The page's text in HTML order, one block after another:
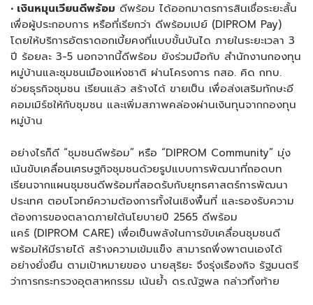
• เงินหมุนเวียนดีพร้อม ดีพร้อม ได้ออกมาตรการสินเชื่อระยะสั้น
เพื่อผู้ประกอบการ หรือที่เรียกว่า ดีพร้อมเปย์ (DIPROM Pay)
โดยให้บริการอัตราดอกเบี้ยคงที่แบบขั้นบันได ภายในระยะเวลา 3
ปี ร้อยละ 3-5 นอกจากนี้ดีพร้อม ยังร่วมมือกับ สำนักงานกองทุน
หมู่บ้านและชุมชนเมืองแห่งชาติ ผ่านโครงการ กสอ. คิด กทบ.
ช่วยธุรกิจชุมชน เรียนแล้ว สร้างได้ ขายเป็น เพื่อส่งเสริมทักษะอี
คอมเมิร์ชให้กับชุมชน และเพิ่มสภาพคล่องผ่านเงินทุนจากกองทุน
หมู่บ้าน
อย่างไรก็ดี “ชุมชนดีพร้อม” หรือ “DIPROM Community” มุ่ง
เน้นขับเคลื่อนเศรษฐกิจชุมชนด้วยรูปแบบการพัฒนาที่ถอดบท
เรียนจากแผนชุมชนดีพร้อมที่สอดรับกับยุทธศาสตร์การพัฒนา
ประเทศ ตอบโจทย์ความต้องการทั้งในเชิงพื้นที่ และรองรับความ
ต้องการของตลาดภายใต้นโยบายปี 2565 ดีพร้อม
แคร์ (DIPROM CARE) เพื่อเป็นพลังในการขับเคลื่อนชุมชนดี
พร้อมให้มีรายได้ สร้างความเข้มแข็ง สามารถพึ่งพาตนเองได้
อย่างยั่งยืน ตามเป้าหมายของ นายสุริยะ จึงรุ่งเรืองกิจ รัฐมนตรี
ว่าการกระทรวงอุตสาหกรรม เน้นย้ำ ดร.ณัฐพล กล่าวทิ้งท้าย